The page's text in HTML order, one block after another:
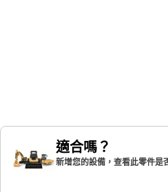
適合嗎？
新增您的設備，查看此零件是